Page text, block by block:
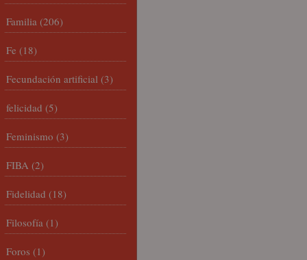
Familia (206)
Fe (18)
Fecundación artificial (3)
felicidad (5)
Feminismo (3)
FIBA (2)
Fidelidad (18)
Filosofía (1)
Foros (1)